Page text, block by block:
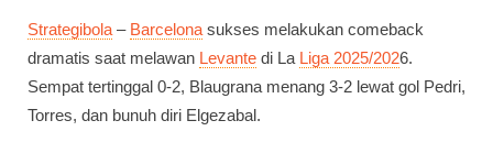
Strategibola – Barcelona sukses melakukan comeback
dramatis saat melawan Levante di La Liga 2025/2026.
Sempat tertinggal 0-2, Blaugrana menang 3-2 lewat gol Pedri,
Torres, dan bunuh diri Elgezabal.